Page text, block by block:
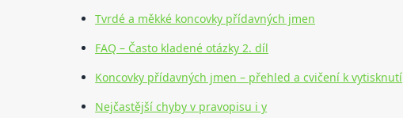
Tvrdé a měkké koncovky přídavných jmen
FAQ – Často kladené otázky 2. díl
Koncovky přídavných jmen – přehled a cvičení k vytisknutí
Nejčastější chyby v pravopisu i y